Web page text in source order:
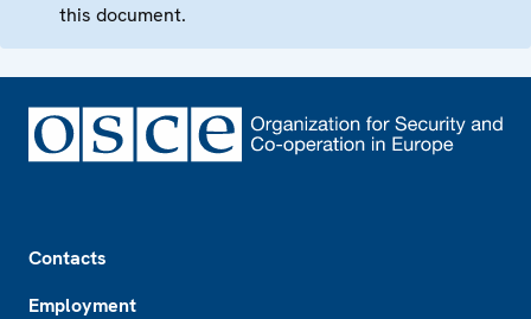
this document.
Contacts
Employment